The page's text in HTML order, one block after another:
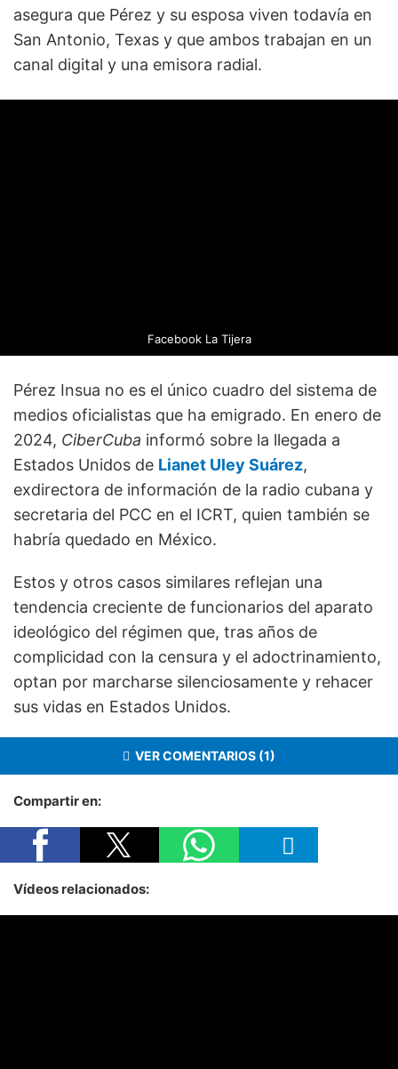
asegura que Pérez y su esposa viven todavía en
San Antonio, Texas y que ambos trabajan en un
canal digital y una emisora radial.
Facebook La Tijera
Pérez Insua no es el único cuadro del sistema de
medios oficialistas que ha emigrado. En enero de
2024, CiberCuba informó sobre la llegada a
Estados Unidos de Lianet Uley Suárez,
exdirectora de información de la radio cubana y
secretaria del PCC en el ICRT, quien también se
habría quedado en México.
Estos y otros casos similares reflejan una
tendencia creciente de funcionarios del aparato
ideológico del régimen que, tras años de
complicidad con la censura y el adoctrinamiento,
optan por marcharse silenciosamente y rehacer
sus vidas en Estados Unidos.
VER COMENTARIOS (1)
Compartir en:
Vídeos relacionados: